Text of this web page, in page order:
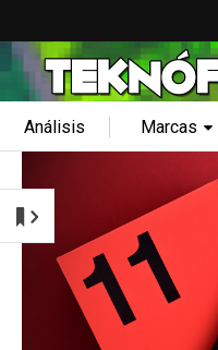
Análisis Marcas